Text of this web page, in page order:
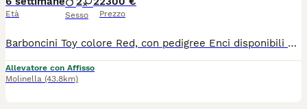
Età Sesso Prezzo
Barboncini Toy colore Red, con pedigree Enci disponibili presso il nostro piccolo allevamento, nati il 22 giugno 26,verranno ceduti dopo i 90 giorni
Allevatore con Affisso
Molinella (43.8km)